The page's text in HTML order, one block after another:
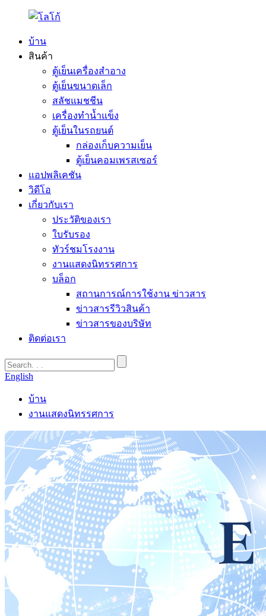
บ้าน
สินค้า
ตู้เย็นเครื่องสำอาง
ตู้เย็นขนาดเล็ก
สลัชแมชชีน
เครื่องทำน้ำแข็ง
ตู้เย็นในรถยนต์
กล่องเก็บความเย็น
ตู้เย็นคอมเพรสเซอร์
แอปพลิเคชัน
วิดีโอ
เกี่ยวกับเรา
ประวัติของเรา
ใบรับรอง
ทัวร์ชมโรงงาน
งานแสดงนิทรรศการ
บล็อก
สถานการณ์การใช้งาน ข่าวสาร
ข่าวสารรีวิวสินค้า
ข่าวสารของบริษัท
ติดต่อเรา
English
บ้าน
งานแสดงนิทรรศการ